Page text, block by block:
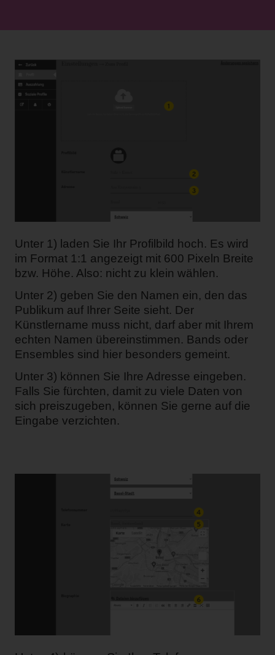
Unter 1) laden Sie Ihr Profilbild hoch. Es wird
im Format 1:1 angezeigt mit 600 Pixeln Breite
bzw. Höhe. Also: nicht zu klein wählen.
Unter 2) geben Sie den Namen ein, den das
Publikum auf Ihrer Seite sieht. Der
Künstlername muss nicht, darf aber mit Ihrem
echten Namen übereinstimmen. Bands oder
Ensembles sind hier besonders gemeint.
Unter 3) können Sie Ihre Adresse eingeben.
Falls Sie fürchten, damit zu viele Daten von
sich preiszugeben, können Sie gerne auf die
Eingabe verzichten.